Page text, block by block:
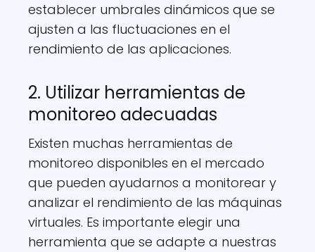
establecer umbrales dinámicos que se
ajusten a las fluctuaciones en el
rendimiento de las aplicaciones.
2. Utilizar herramientas de
monitoreo adecuadas
Existen muchas herramientas de
monitoreo disponibles en el mercado
que pueden ayudarnos a monitorear y
analizar el rendimiento de las máquinas
virtuales. Es importante elegir una
herramienta que se adapte a nuestras